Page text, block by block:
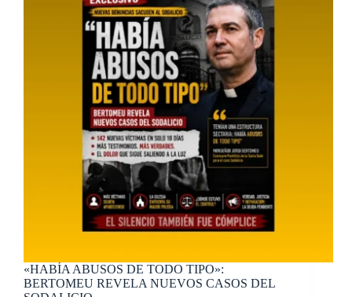
«HABÍA ABUSOS DE TODO TIPO»:
BERTOMEU REVELA NUEVOS CASOS DEL